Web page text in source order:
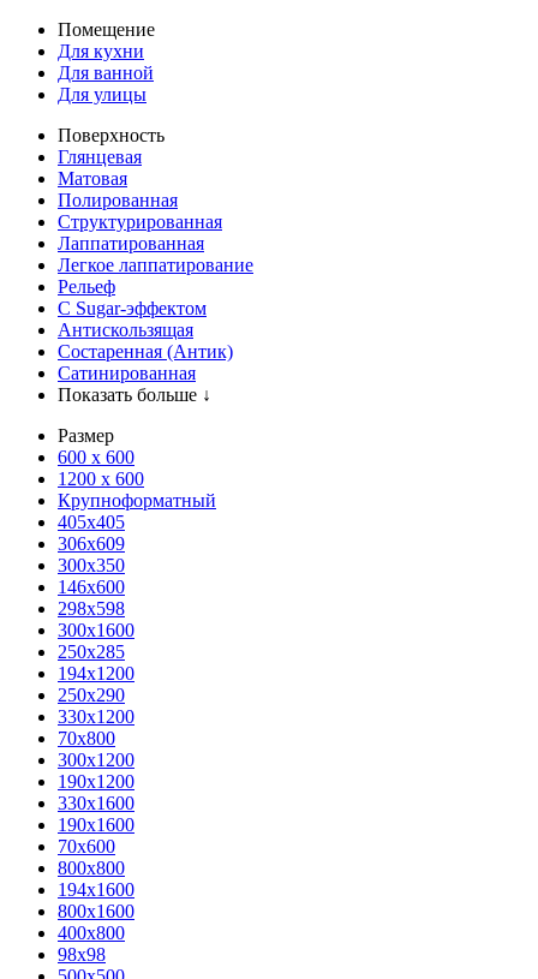
Помещение
Для кухни
Для ванной
Для улицы
Поверхность
Глянцевая
Матовая
Полированная
Структурированная
Лаппатированная
Легкое лаппатирование
Рельеф
С Sugar-эффектом
Антискользящая
Состаренная (Антик)
Сатинированная
Показать больше ↓
Размер
600 х 600
1200 х 600
Крупноформатный
405x405
306x609
300x350
146x600
298x598
300x1600
250x285
194x1200
250x290
330x1200
70x800
300x1200
190x1200
330x1600
190x1600
70x600
800x800
194x1600
800x1600
400х800
98x98